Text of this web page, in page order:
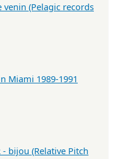
venin (Pelagic records
Miami 1989-1991
- bijou (Relative Pitch